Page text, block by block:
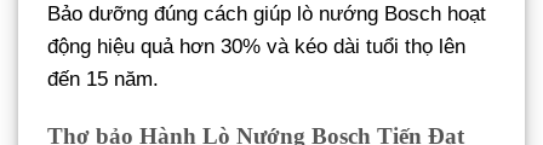
Bảo dưỡng đúng cách giúp lò nướng Bosch hoạt
động hiệu quả hơn 30% và kéo dài tuổi thọ lên
đến 15 năm.
Thợ bảo Hành Lò Nướng Bosch Tiến Đạt